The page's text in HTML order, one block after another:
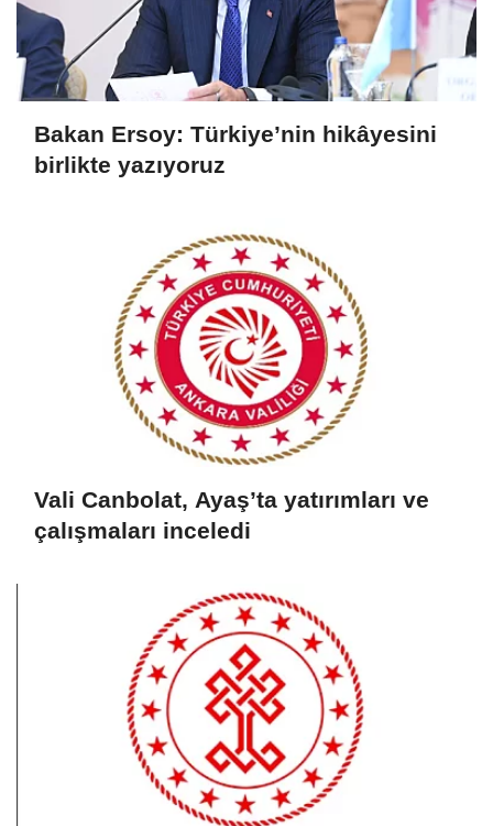
Bakan Ersoy: Türkiye’nin hikâyesini
birlikte yazıyoruz
Vali Canbolat, Ayaş’ta yatırımları ve
çalışmaları inceledi